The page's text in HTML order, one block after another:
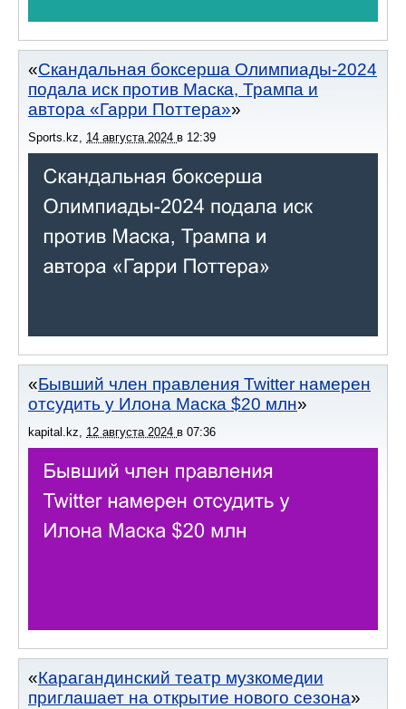
Скандальная боксерша Олимпиады-2024
подала иск против Маска, Трампа и
автора «Гарри Поттера»
Sports.kz 14 августа 2024 в 12:39
Бывший член правления Twitter намерен
отсудить у Илона Маска $20 млн
kapital.kz 12 августа 2024 в 07:36
Карагандинский театр музкомедии
приглашает на открытие нового сезона